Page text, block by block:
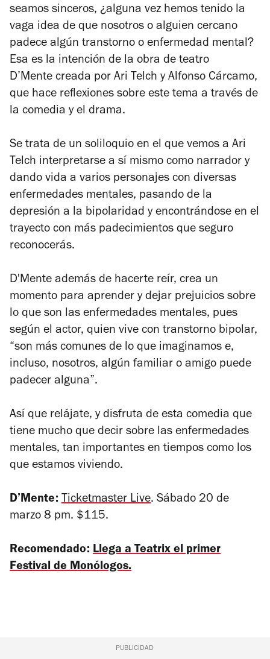
seamos sinceros, ¿alguna vez hemos tenido la
vaga idea de que nosotros o alguien cercano
padece algún transtorno o enfermedad mental?
Esa es la intención de la obra de teatro
D’Mente creada por Ari Telch y Alfonso Cárcamo,
que hace reflexiones sobre este tema a través de
la comedia y el drama.
Se trata de un soliloquio en el que vemos a Ari
Telch interpretarse a sí mismo como narrador y
dando vida a varios personajes con diversas
enfermedades mentales, pasando de la
depresión a la bipolaridad y encontrándose en el
trayecto con más padecimientos que seguro
reconocerás.
D'Mente además de hacerte reír, crea un
momento para aprender y dejar prejuicios sobre
lo que son las enfermedades mentales, pues
según el actor, quien vive con transtorno bipolar,
“son más comunes de lo que imaginamos e,
incluso, nosotros, algún familiar o amigo puede
padecer alguna”.
Así que relájate, y disfruta de esta comedia que
tiene mucho que decir sobre las enfermedades
mentales, tan importantes en tiempos como los
que estamos viviendo.
D’Mente: Ticketmaster Live. Sábado 20 de
marzo 8 pm. $115.
Recomendado: Llega a Teatrix el primer
Festival de Monólogos.
PUBLICIDAD